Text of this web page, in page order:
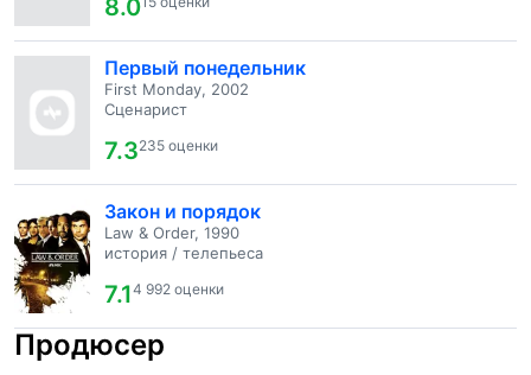
8.0
Первый понедельник
First Monday, 2002
Сценарист
7.3235 оценки
Закон и порядок
Law & Order, 1990
история / телепьеса
7.14 992 оценки
Продюсер